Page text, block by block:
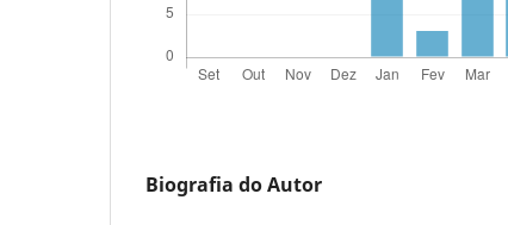
Biografia do Autor